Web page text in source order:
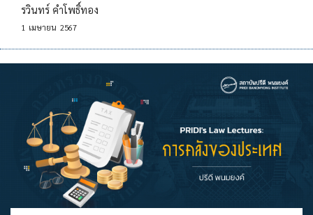
รวินทร์ คำโพธิ์ทอง
1 เมษายน 2567